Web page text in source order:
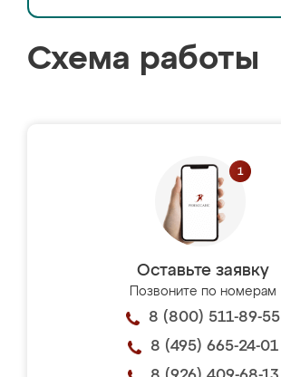
Схема работы
Оставьте заявку
Позвоните по номерам
8 (800) 511-89-55
8 (495) 665-24-01